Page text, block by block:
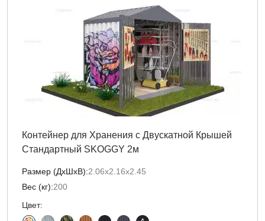
Контейнер для Хранения с Двускатной Крышей
Стандартный SKOGGY 2м
Размер (ДxШxВ):2.06х2.16х2.45
Вес (кг):200
Цвет: